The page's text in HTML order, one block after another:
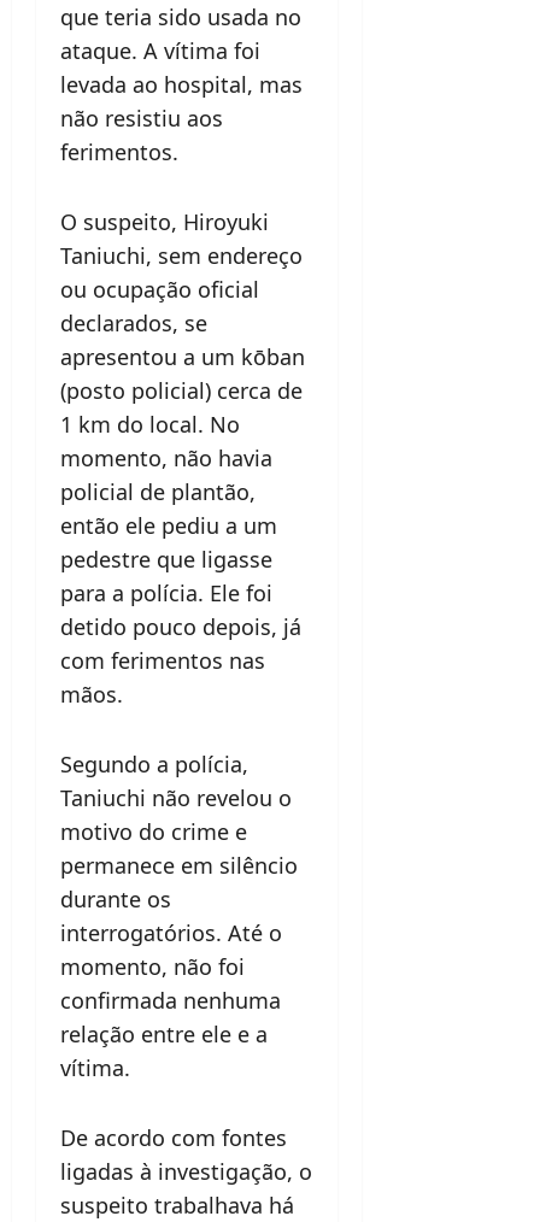
que teria sido usada no
ataque. A vítima foi
levada ao hospital, mas
não resistiu aos
ferimentos.
O suspeito, Hiroyuki
Taniuchi, sem endereço
ou ocupação oficial
declarados, se
apresentou a um kōban
(posto policial) cerca de
1 km do local. No
momento, não havia
policial de plantão,
então ele pediu a um
pedestre que ligasse
para a polícia. Ele foi
detido pouco depois, já
com ferimentos nas
mãos.
Segundo a polícia,
Taniuchi não revelou o
motivo do crime e
permanece em silêncio
durante os
interrogatórios. Até o
momento, não foi
confirmada nenhuma
relação entre ele e a
vítima.
De acordo com fontes
ligadas à investigação, o
suspeito trabalhava há